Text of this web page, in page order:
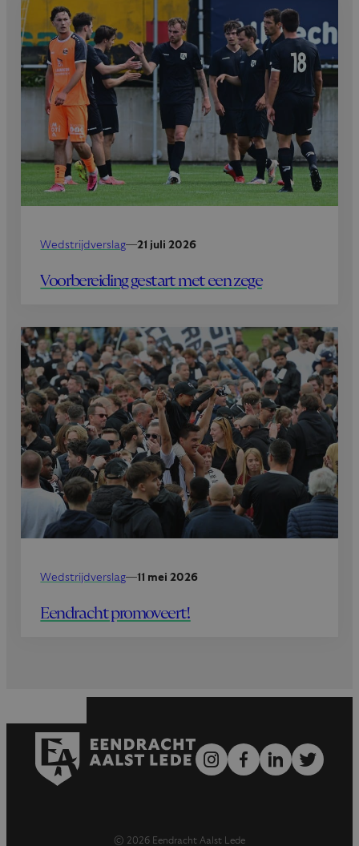
Wedstrijdverslag—21 juli 2026
Voorbereiding gestart met een zege
Wedstrijdverslag—11 mei 2026
Eendracht promoveert!
© 2026 Eendracht Aalst Lede